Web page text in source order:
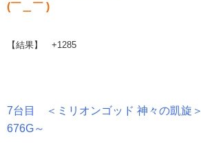
(￣＿￣ )
【結果】 +1285
7台目 ＜ミリオンゴッド 神々の凱旋＞
676G～